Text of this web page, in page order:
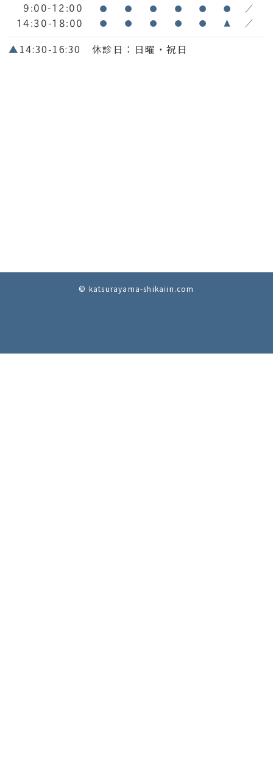
9:00-12:00 ● ● ● ● ● ● ／
14:30-18:00 ● ● ● ● ● ▲ ／
▲14:30-16:30 休診日：日曜・祝日
© katsurayama-shikaiin.com